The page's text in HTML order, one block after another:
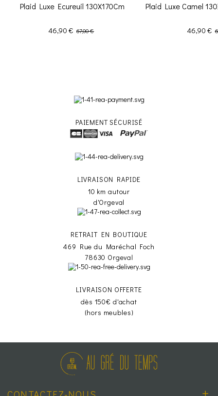
Plaid Luxe Ecureuil 130X170Cm
Prix
46,90 € Prix de base
67,00 €
Plaid Luxe Camel
Prix
46,90 €
PAIEMENT SÉCURISÉ
LIVRAISON RAPIDE
10 km autour
d'Orgeval
RETRAIT EN BOUTIQUE
469 Rue du Maréchal Foch
78630 Orgeval
LIVRAISON OFFERTE
dès 150€ d'achat
(hors meubles)